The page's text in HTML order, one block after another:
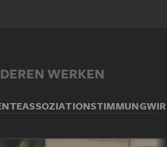
WERKEN
ASSOZIATIONSTIMMUNG